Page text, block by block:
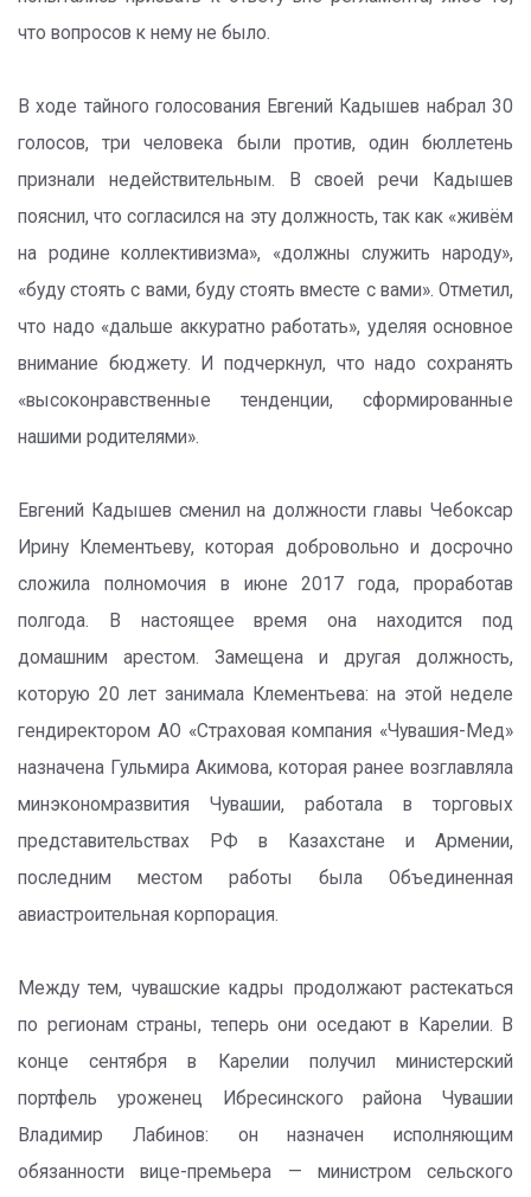
что вопросов к нему не было.
В ходе тайного голосования Евгений Кадышев набрал 30
голосов, три человека были против, один бюллетень
признали недействительным. В своей речи Кадышев
пояснил, что согласился на эту должность, так как «живём
на родине коллективизма», «должны служить народу»,
«буду стоять с вами, буду стоять вместе с вами». Отметил,
что надо «дальше аккуратно работать», уделяя основное
внимание бюджету. И подчеркнул, что надо сохранять
«высоконравственные тенденции, сформированные
нашими родителями».
Евгений Кадышев сменил на должности главы Чебоксар
Ирину Клементьеву, которая добровольно и досрочно
сложила полномочия в июне 2017 года, проработав
полгода. В настоящее время она находится под
домашним арестом. Замещена и другая должность,
которую 20 лет занимала Клементьева: на этой неделе
гендиректором АО «Страховая компания «Чувашия-Мед»
назначена Гульмира Акимова, которая ранее возглавляла
минэкономразвития Чувашии, работала в торговых
представительствах РФ в Казахстане и Армении,
последним местом работы была Объединенная
авиастроительная корпорация.
Между тем, чувашские кадры продолжают растекаться
по регионам страны, теперь они оседают в Карелии. В
конце сентября в Карелии получил министерский
портфель уроженец Ибресинского района Чувашии
Владимир Лабинов: он назначен исполняющим
обязанности вице-премьера — министром сельского